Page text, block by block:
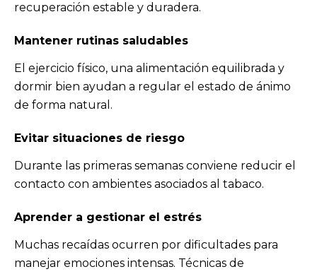
recuperación estable y duradera.
Mantener rutinas saludables
El ejercicio físico, una alimentación equilibrada y
dormir bien ayudan a regular el estado de ánimo
de forma natural.
Evitar situaciones de riesgo
Durante las primeras semanas conviene reducir el
contacto con ambientes asociados al tabaco.
Aprender a gestionar el estrés
Muchas recaídas ocurren por dificultades para
manejar emociones intensas. Técnicas de